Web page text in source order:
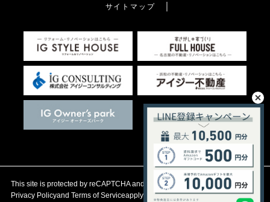
サイトマップ
This site is protected by reCAPTCHA and the Google
Privacy Policyand Terms of Serviceapply.